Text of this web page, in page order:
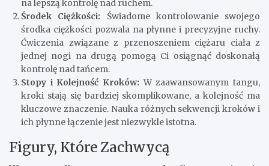
na lepszą kontrolę nad ruchem.
Środek Ciężkości: Świadome kontrolowanie swojego
środka ciężkości pozwala na płynne i precyzyjne ruchy.
Ćwiczenia związane z przenoszeniem ciężaru ciała z
jednej nogi na drugą pomogą Ci osiągnąć doskonałą
kontrolę nad tańcem.
Stopy i Kolejność Kroków: W zaawansowanym tangu,
kroki stają się bardziej skomplikowane, a kolejność ma
kluczowe znaczenie. Nauka różnych sekwencji kroków i
ich płynne łączenie jest niezwykle istotna.
Figury, Które Zachwycą